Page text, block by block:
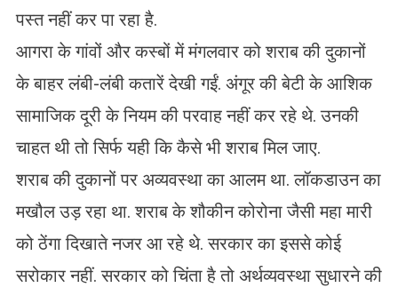
पस्त नहीं कर पा रहा है.
आगरा के गांवों और कस्बों में मंगलवार को शराब की दुकानों
के बाहर लंबी-लंबी कतारें देखी गईं. अंगूर की बेटी के आशिक
सामाजिक दूरी के नियम की परवाह नहीं कर रहे थे. उनकी
चाहत थी तो सिर्फ यही कि कैसे भी शराब मिल जाए.
शराब की दुकानों पर अव्यवस्था का आलम था. लॉकडाउन का
मखौल उड़ रहा था. शराब के शौकीन कोरोना जैसी महा मारी
को ठेंगा दिखाते नजर आ रहे थे. सरकार का इससे कोई
सरोकार नहीं. सरकार को चिंता है तो अर्थव्यवस्था सुधारने की